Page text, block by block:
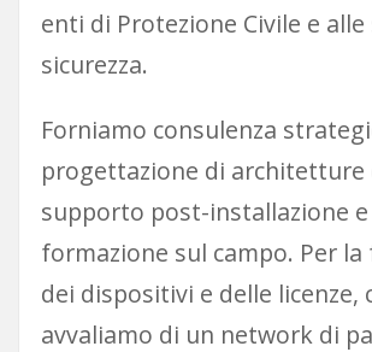
enti di Protezione Civile e
sicurezza.
Forniamo consulenza
progettazione di architetture
supporto post-installazione e
formazione sul campo. Per
dei dispositivi e delle licenze,
avvaliamo di un network di